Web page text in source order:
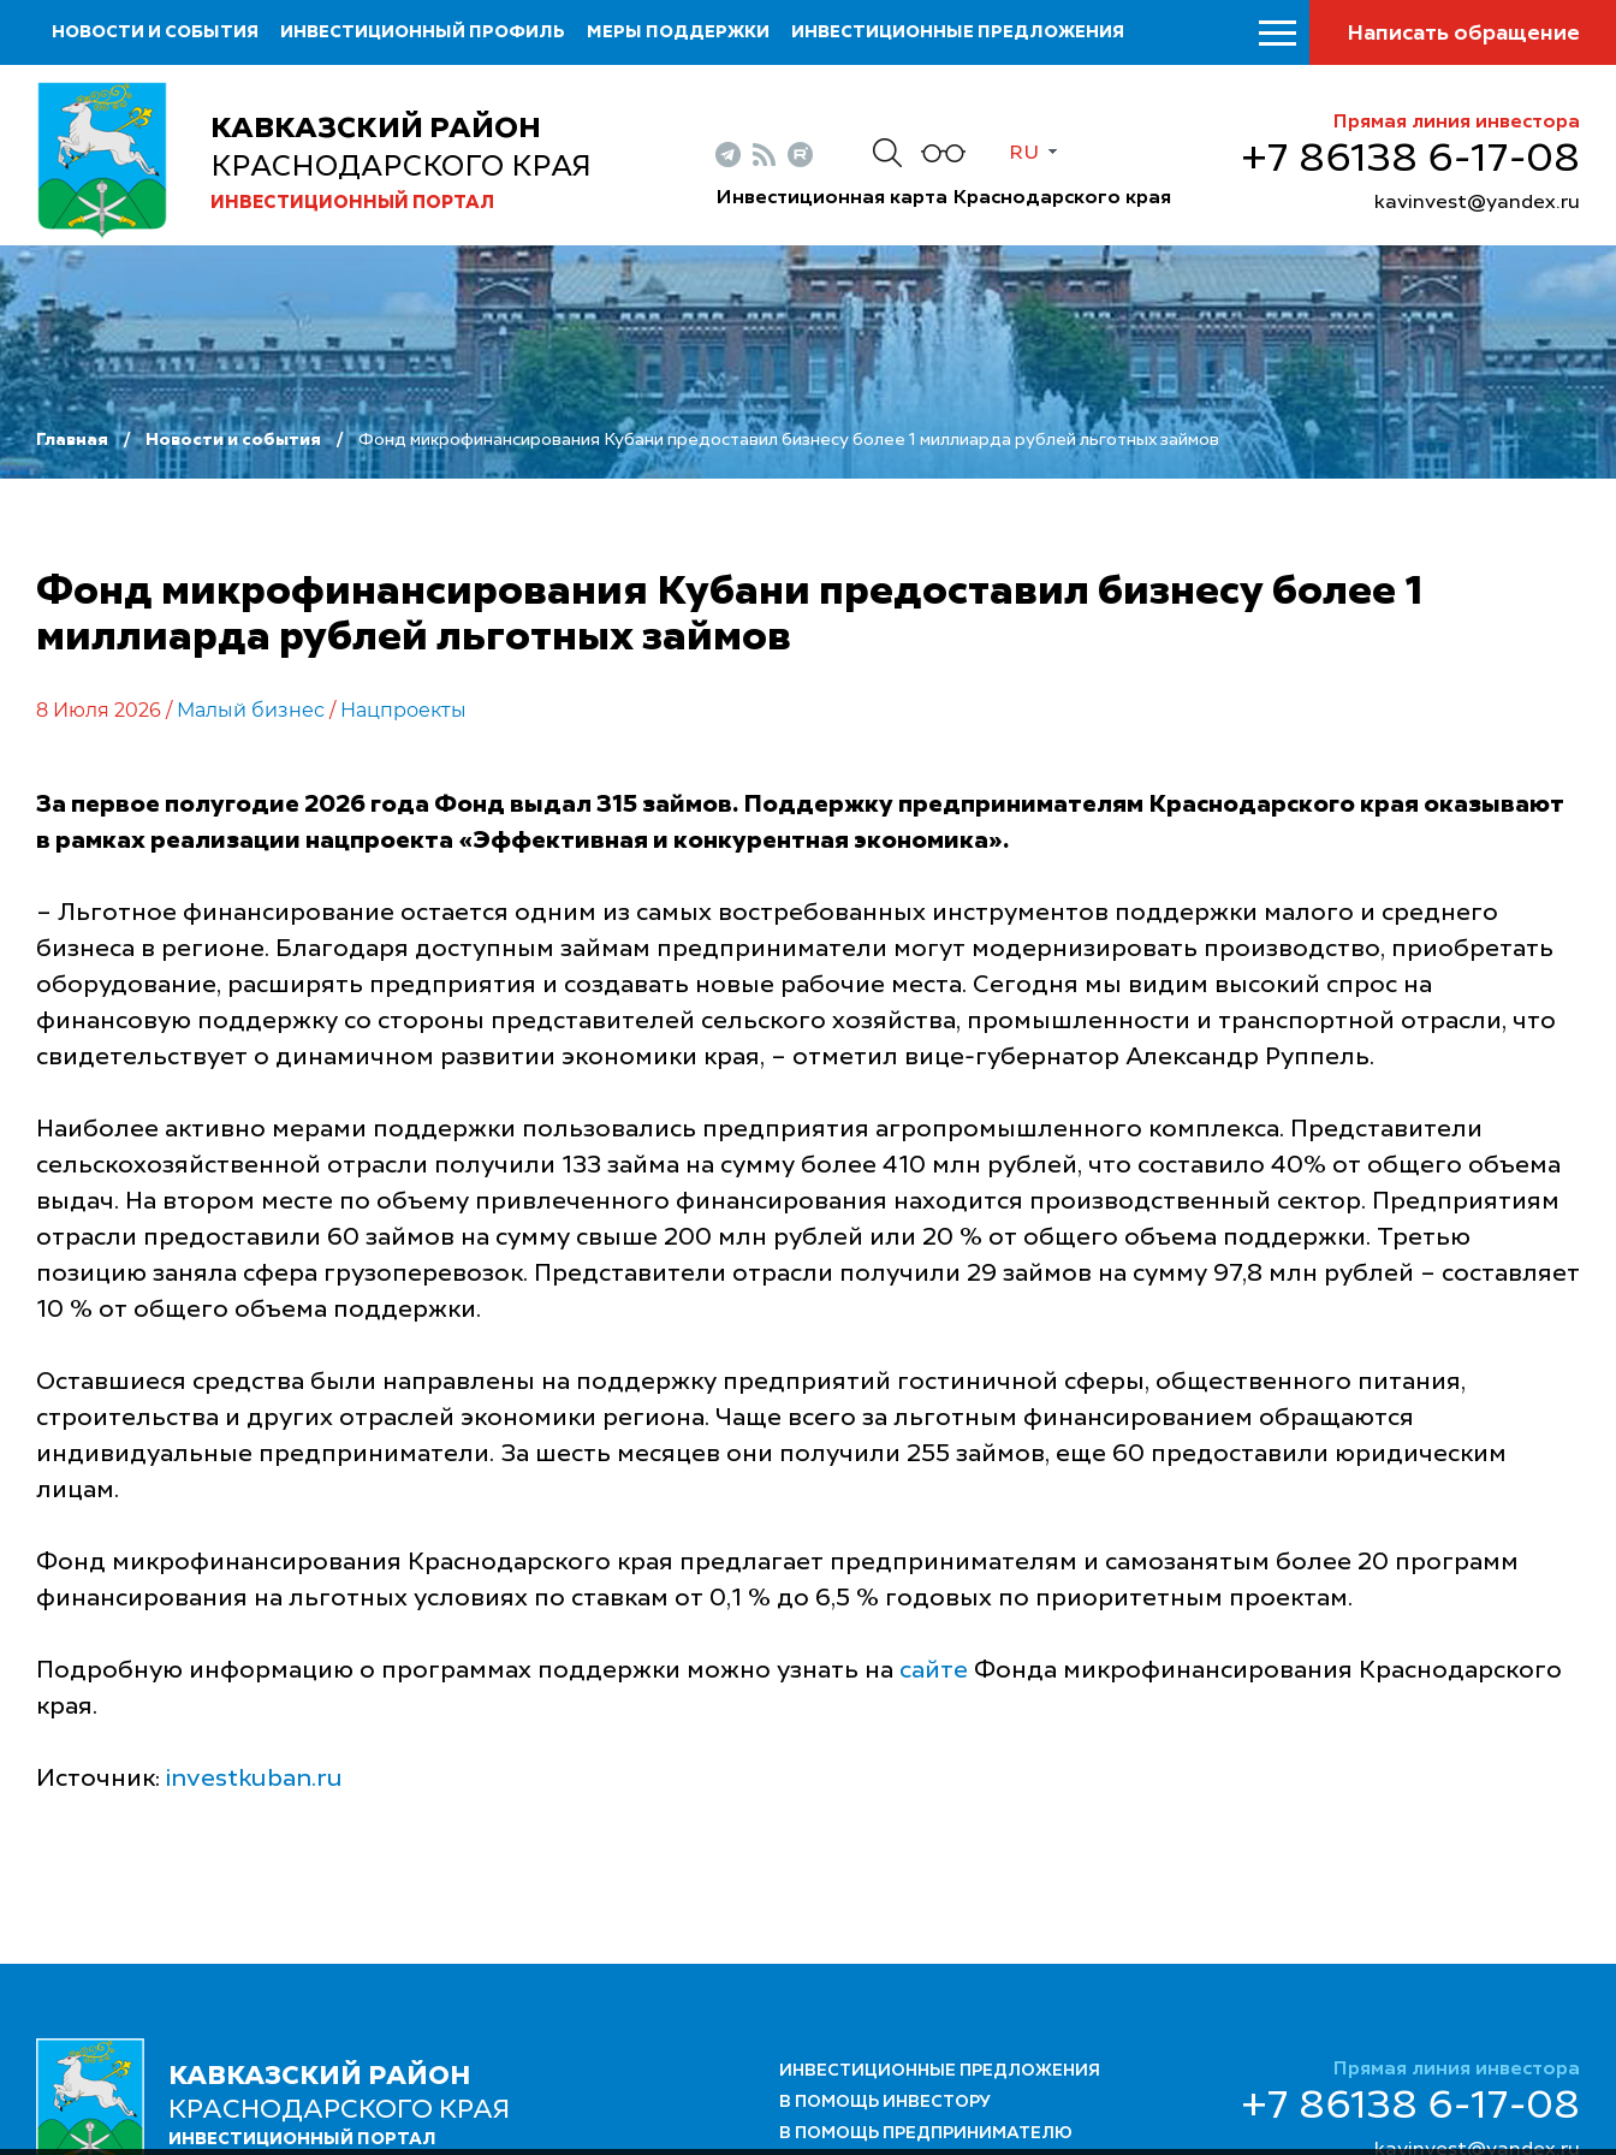
НОВОСТИ И СОБЫТИЯ ИНВЕСТИЦИОННЫЙ ПРОФИЛЬ МЕРЫ ПОДДЕРЖКИ ИНВЕСТИЦИОННЫЕ ПРЕДЛОЖЕНИЯ Написать обращение
КАВКАЗСКИЙ РАЙОН
КРАСНОДАРСКОГО КРАЯ
ИНВЕСТИЦИОННЫЙ ПОРТАЛ
RU
Инвестиционная карта Краснодарского края
Прямая линия инвестора
+7 86138 6-17-08
kavinvest@yandex.ru
Главная Новости и события Фонд микрофинансирования Кубани предоставил бизнесу более 1 миллиарда рублей льготных займов
Фонд микрофинансирования Кубани предоставил бизнесу более 1
миллиарда рублей льготных займов
8 Июля 2026 / Малый бизнес / Нацпроекты
За первое полугодие 2026 года Фонд выдал 315 займов. Поддержку предпринимателям Краснодарского края оказывают
в рамках реализации нацпроекта «Эффективная и конкурентная экономика».
– Льготное финансирование остается одним из самых востребованных инструментов поддержки малого и среднего
бизнеса в регионе. Благодаря доступным займам предприниматели могут модернизировать производство, приобретать
оборудование, расширять предприятия и создавать новые рабочие места. Сегодня мы видим высокий спрос на
финансовую поддержку со стороны представителей сельского хозяйства, промышленности и транспортной отрасли, что
свидетельствует о динамичном развитии экономики края, – отметил вице-губернатор Александр Руппель.
Наиболее активно мерами поддержки пользовались предприятия агропромышленного комплекса. Представители
сельскохозяйственной отрасли получили 133 займа на сумму более 410 млн рублей, что составило 40% от общего объема
выдач. На втором месте по объему привлеченного финансирования находится производственный сектор. Предприятиям
отрасли предоставили 60 займов на сумму свыше 200 млн рублей или 20 % от общего объема поддержки. Третью
позицию заняла сфера грузоперевозок. Представители отрасли получили 29 займов на сумму 97,8 млн рублей – составляет
10 % от общего объема поддержки.
Оставшиеся средства были направлены на поддержку предприятий гостиничной сферы, общественного питания,
строительства и других отраслей экономики региона. Чаще всего за льготным финансированием обращаются
индивидуальные предприниматели. За шесть месяцев они получили 255 займов, еще 60 предоставили юридическим
лицам.
Фонд микрофинансирования Краснодарского края предлагает предпринимателям и самозанятым более 20 программ
финансирования на льготных условиях по ставкам от 0,1 % до 6,5 % годовых по приоритетным проектам.
Подробную информацию о программах поддержки можно узнать на сайте Фонда микрофинансирования Краснодарского
края.
Источник: investkuban.ru
КАВКАЗСКИЙ РАЙОН
КРАСНОДАРСКОГО КРАЯ
ИНВЕСТИЦИОННЫЙ ПОРТАЛ
ИНВЕСТИЦИОННЫЕ ПРЕДЛОЖЕНИЯ
В ПОМОЩЬ ИНВЕСТОРУ
В ПОМОЩЬ ПРЕДПРИНИМАТЕЛЮ
Прямая линия инвестора
+7 86138 6-17-08
kavinvest@yandex.ru